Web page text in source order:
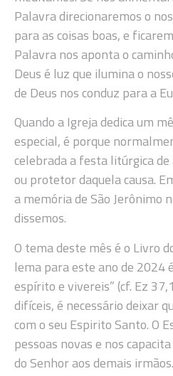
Palavra direcionaremos o
para as coisas boas, e
Palavra nos aponta o
Deus é luz que ilumina o
de Deus nos conduz para a
Quando a Igreja dedica um
especial, é porque
celebrada a festa litúrgica
ou protetor daquela causa.
a memória de São Jerônimo
dissemos.
O tema deste mês é o Livro
lema para este ano de 2024
espírito e vivereis” (cf. Ez
difíceis, é necessário deixar
com o seu Espirito Santo. O
pessoas novas e nos
do Senhor aos demais